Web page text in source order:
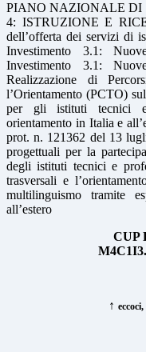
PIANO NAZIONALE DI
4: ISTRUZIONE E
dell’offerta dei servizi di
Investimento 3.1:
Investimento 3.1:
Realizzazione di
l’Orientamento (PCTO)
per gli istituti tecnici e
orientamento in Italia e
prot. n. 121362 del 13
progettuali per la
degli istituti tecnici e
trasversali e
multilinguismo tramite
all’estero
CUP
↑